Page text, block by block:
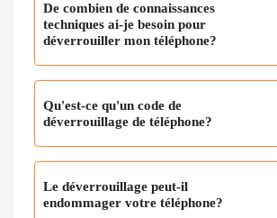
De combien de connaissances
techniques ai-je besoin pour
déverrouiller mon téléphone?
Qu'est-ce qu'un code de
déverrouillage de téléphone?
Le déverrouillage peut-il
endommager votre téléphone?